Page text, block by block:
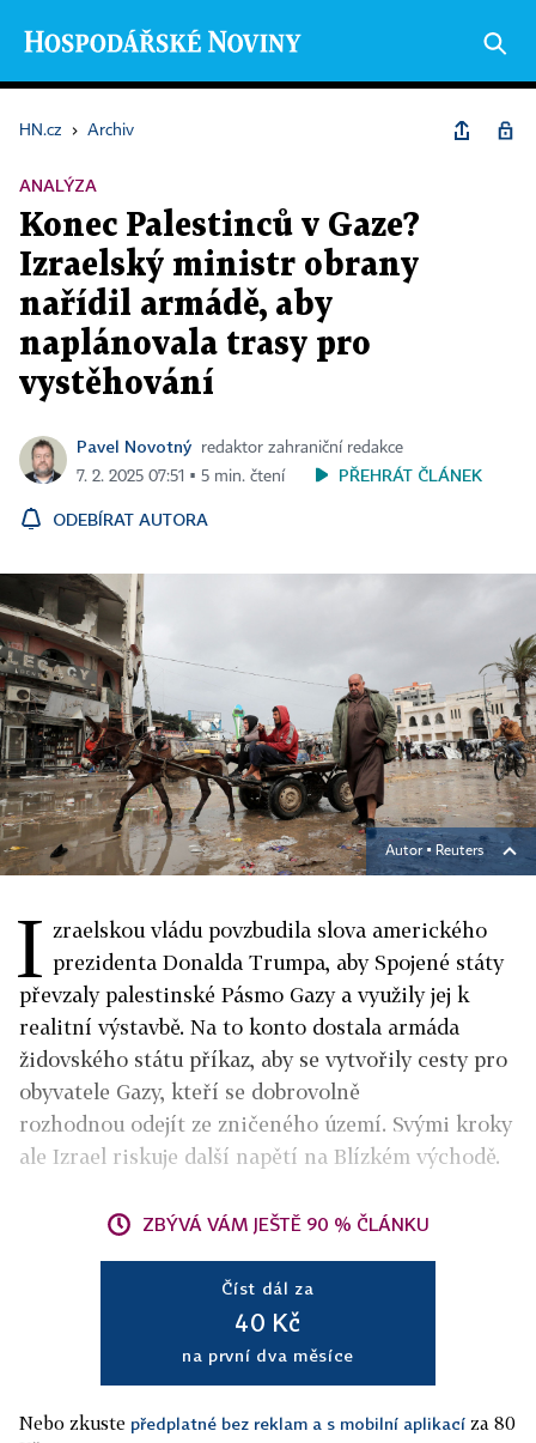
HN.cz › Archiv
ANALÝZA
Konec Palestinců v Gaze?
Izraelský ministr obrany
nařídil armádě, aby
naplánovala trasy pro
vystěhování
Pavel Novotný
redaktor zahraniční redakce
7. 2. 2025 07:51 ▪ 5 min. čtení
PŘEHRÁT ČLÁNEK
ODEBÍRAT AUTORA
Autor ▪ Reuters
I zraelskou vládu povzbudila slova amerického
prezidenta Donalda Trumpa, aby Spojené státy
převzaly palestinské Pásmo Gazy a využily jej k
realitní výstavbě. Na to konto dostala armáda
židovského státu příkaz, aby se vytvořily cesty pro
obyvatele Gazy, kteří se dobrovolně
rozhodnou odejít ze zničeného území. Svými kroky
ale Izrael riskuje další napětí na Blízkém východě.
ZBÝVÁ VÁM JEŠTĚ 90 % ČLÁNKU
Číst dál za
40 Kč
na první dva měsíce
Nebo zkuste předplatné bez reklam a s mobilní aplikací za 80